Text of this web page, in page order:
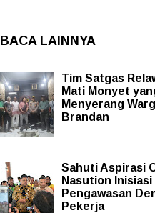
BACA LAINNYA
Tim Satgas
Mati Monyet
Menyerang
Brandan
Sahuti Aspirasi
Nasution
Pengawasan
Pekerja